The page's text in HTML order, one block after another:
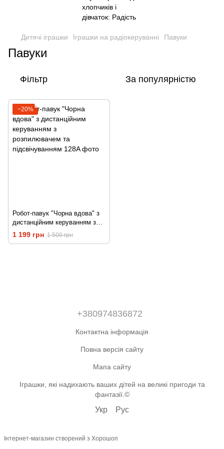
Дитячі іграшки Іграшки на радіокеруванні Павуки
Павуки
Фільтр За популярністю
−20%
Робот-павук "Чорна вдова" з
дистанційним керуванням з
розпилювачем та
підсвічуванням
1 199 грн 1 500 грн
+380974836872
Контактна інформація
Повна версія сайту
Мапа сайту
Іграшки, які надихають ваших дітей на великі пригоди та
фантазії.©
Укр Рус
Інтернет-магазин створений з Хорошоп